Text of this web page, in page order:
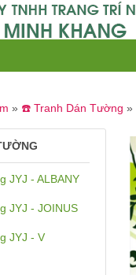
» ☎️ Tranh Dán Tường »
JYJ - ALBANY
JYJ - JOINUS
JYJ - V